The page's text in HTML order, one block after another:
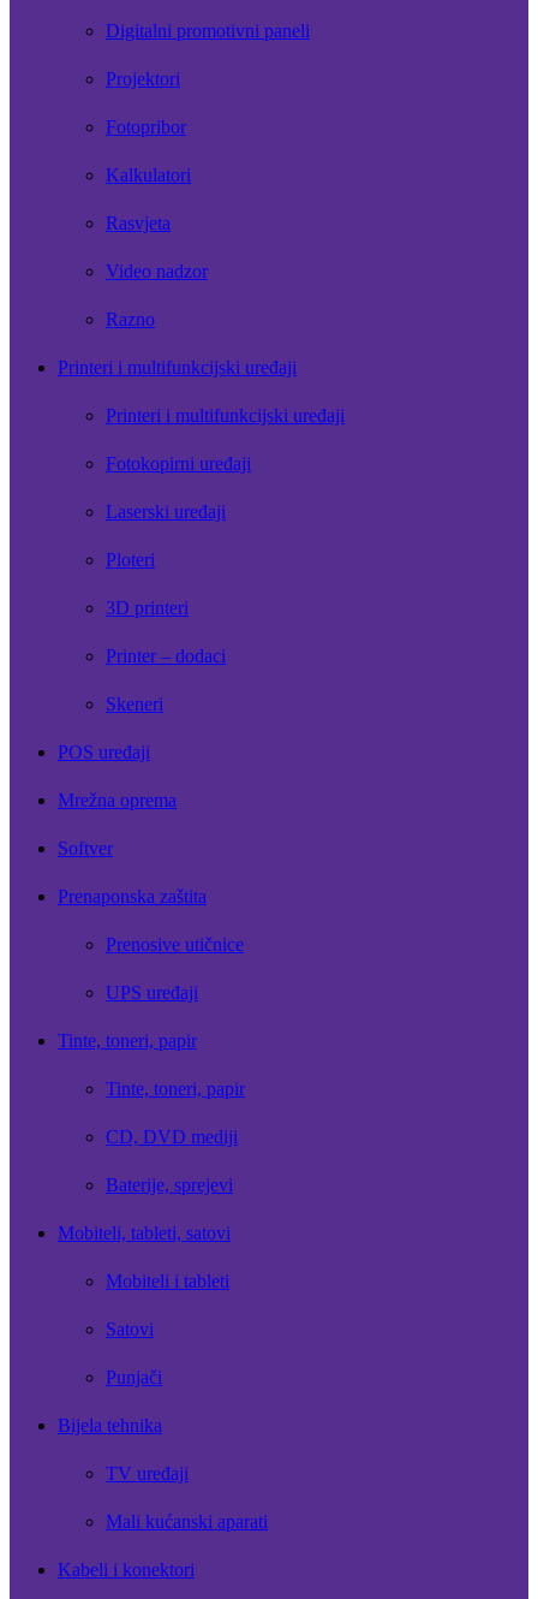
Digitalni promotivni paneli
Projektori
Fotopribor
Kalkulatori
Rasvjeta
Video nadzor
Razno
Printeri i multifunkcijski uređaji
Printeri i multifunkcijski uređaji
Fotokopirni uređaji
Laserski uređaji
Ploteri
3D printeri
Printer – dodaci
Skeneri
POS uređaji
Mrežna oprema
Softver
Prenaponska zaštita
Prenosive utičnice
UPS uređaji
Tinte, toneri, papir
Tinte, toneri, papir
CD, DVD mediji
Baterije, sprejevi
Mobiteli, tableti, satovi
Mobiteli i tableti
Satovi
Punjači
Bijela tehnika
TV uređaji
Mali kućanski aparati
Kabeli i konektori